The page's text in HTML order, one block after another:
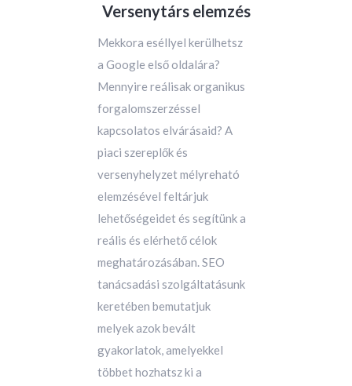
Versenytárs elemzés
Mekkora eséllyel kerülhetsz
a Google első oldalára?
Mennyire reálisak organikus
forgalomszerzéssel
kapcsolatos elvárásaid? A
piaci szereplők és
versenyhelyzet mélyreható
elemzésével feltárjuk
lehetőségeidet és segítünk a
reális és elérhető célok
meghatározásában. SEO
tanácsadási szolgáltatásunk
keretében bemutatjuk
melyek azok bevált
gyakorlatok, amelyekkel
többet hozhatsz ki a